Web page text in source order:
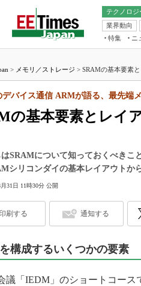
テクノロジ
電池／エネルギー
アナログ
マイコン
FPGA
業界動向
特集 ニ
福田昭のデバ
湯之上隆のナ
大山聡の業界ス
リタイア直前
学漂流記
踊るバズワー
Buzzword
この10年で起
製品分解で探
光伝送技術を
電子ブ
> メモリ／ストレージ > SRAMの基本要素
の基本要素とレイ
バイス通信 ARMが語る、最先端
SRAMについて知っておくべきこ
シリコンダイの基本レイアウトか
31日 11時30分 公開
印刷する 通知する
構成するいくつかの要素
「IEDM」のショートコース